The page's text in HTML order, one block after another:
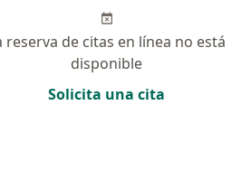
reserva de citas en línea no está
disponible
Solicita una cita